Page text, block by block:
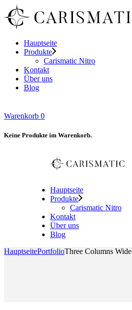
Hauptseite
Produkte
Carismatic Nitro
Kontakt
Über uns
Blog
Warenkorb 0
Keine Produkte im Warenkorb.
Hauptseite
Produkte
Carismatic Nitro
Kontakt
Über uns
Blog
HauptseitePortfolioThree Columns Wide